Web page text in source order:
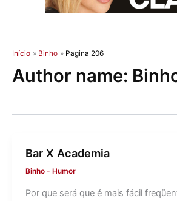
Início Binho Pagina 206
Author name:
Bar X Academia
Binho - Humor
Por que será que é mais fácil